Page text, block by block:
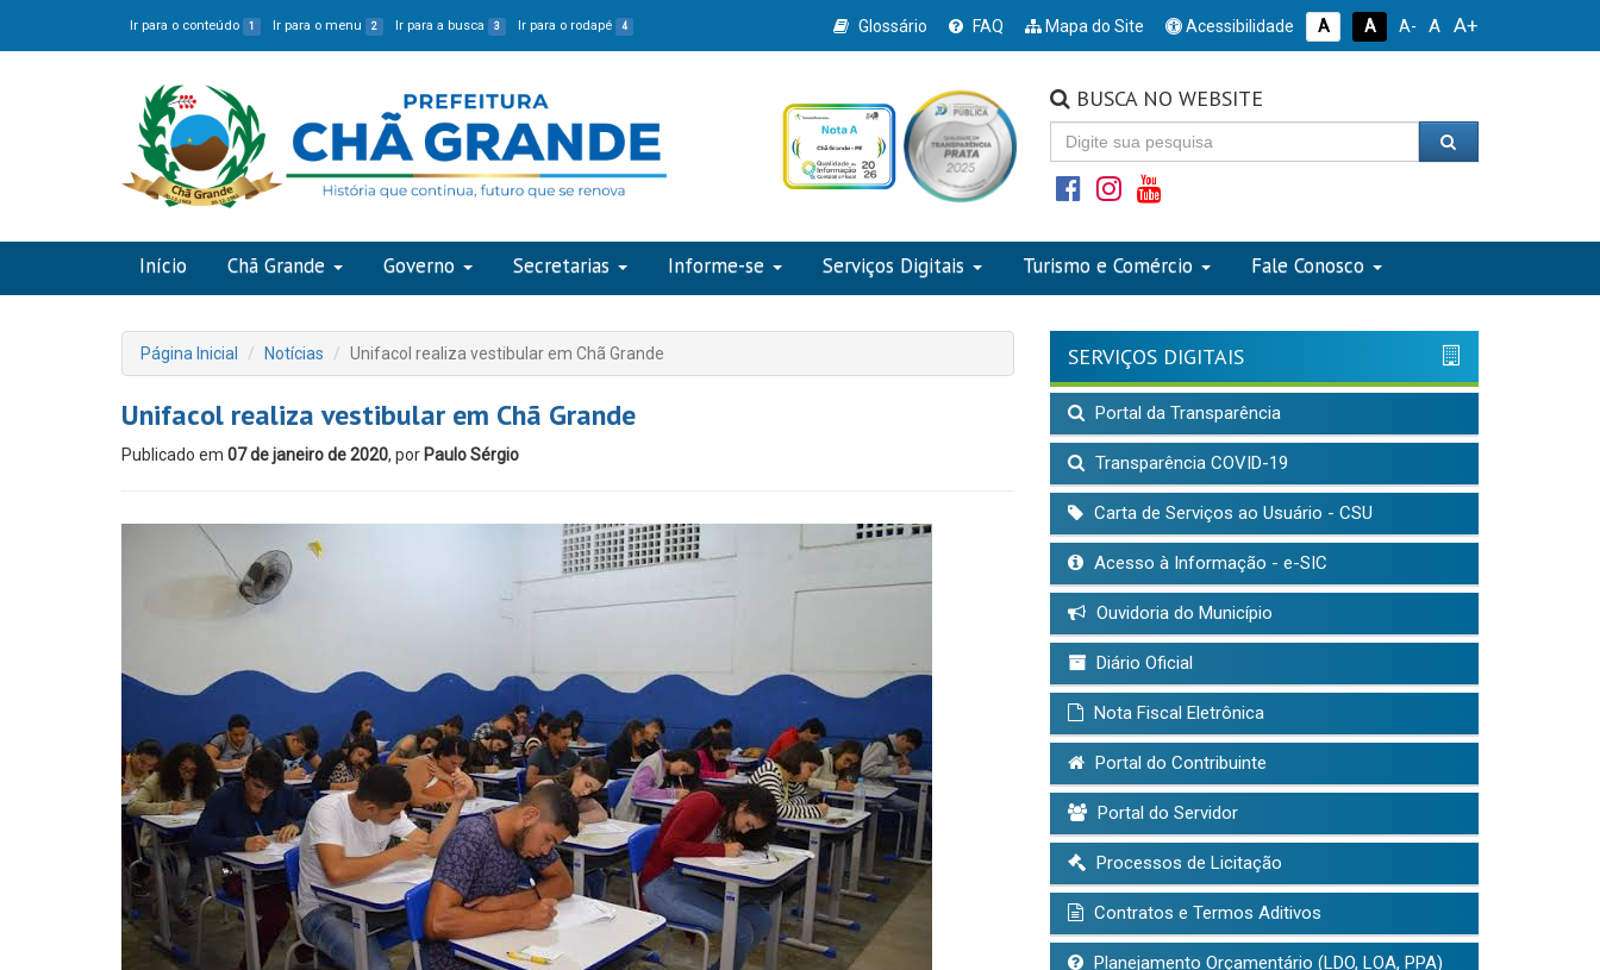
Ir para o conteúdo 1 Ir para o menu 2 Ir para a busca 3 Ir para o rodapé 4 Glossário FAQ Mapa do Site Acessibilidade A A A- A A+
BUSCA NO WEBSITE
Início Chã Grande Governo Secretarias Informe-se Serviços Digitais Turismo e Comércio Fale Conosco
Página Inicial Notícias Unifacol realiza vestibular em Chã Grande
Unifacol realiza vestibular em Chã Grande
Publicado em 07 de janeiro de 2020, por Paulo Sérgio
SERVIÇOS DIGITAIS
Portal da Transparência
Transparência COVID-19
Carta de Serviços ao Usuário - CSU
Acesso à Informação - e-SIC
Ouvidoria do Município
Diário Oficial
Nota Fiscal Eletrônica
Portal do Contribuinte
Portal do Servidor
Processos de Licitação
Contratos e Termos Aditivos
Planejamento Orçamentário (LDO, LOA, PPA)